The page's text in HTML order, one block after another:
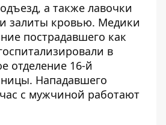
а также лавочки
залиты кровью. Медики
пострадавшего как
в
отделение 16-й
Нападавшего
с мужчиной работают